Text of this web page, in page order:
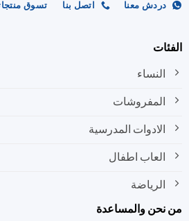
دردش معنا اتصل بنا تسوق منتجاتنا
النساء
المفروشات
الادوات المدرسية
العاب اطفال
الرياضة
والمساعدة